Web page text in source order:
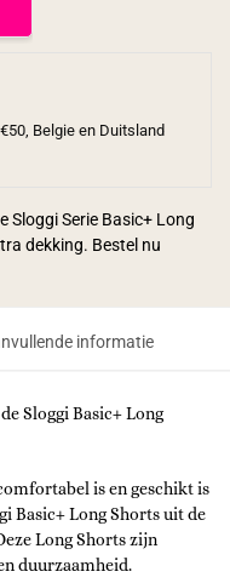
Belgie en Duitsland
Sloggi Serie Basic+ Long
dekking. Bestel nu
informatie
Sloggi Basic+ Long
is en geschikt is
Basic+ Long Shorts uit de
Long Shorts zijn
duurzaamheid.